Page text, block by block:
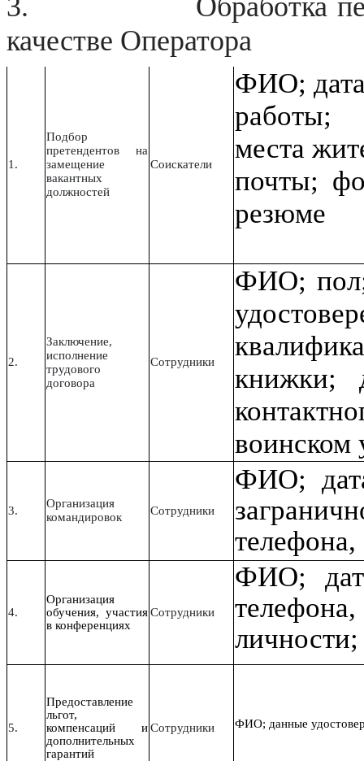
3. Обработка
качестве Оператора
1.
Подбор
претендентов на
замещение
вакантных
должностей
Соискатели
ФИО; дата
места
почты;
резюме
2.
Заключение,
исполнение
трудового
договора
Сотрудники
ФИО; пол;
книжки;
воинском
3.
Организация
командировок
Сотрудники
ФИО;
4.
Организация
обучения, участия
в конференциях
Сотрудники
ФИО;
5.
Предоставление
льгот,
компенсаций и
дополнительных
гарантий
Сотрудники ФИО; данные